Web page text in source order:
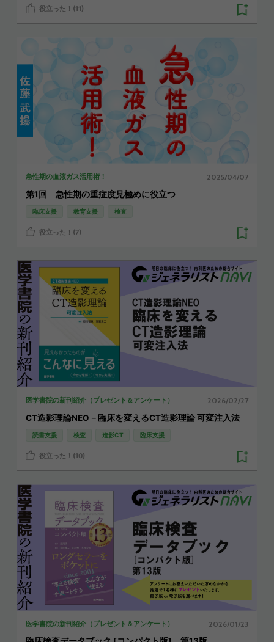
役立った！(11)
急性期の血液ガス活用術！ 2025/04/07
第1回 急性期の重症度見極めに役立つ
臨床支援 教育支援 検査
役立った！(7)
医学書院の新刊紹介（プレゼント＆アンケート） 2026/02/27
CT造影理論NEO－臨床を変えるCT造影理論 可変注入法
読書支援 検査 造影CT 臨床支援
役立った！(10)
医学書院の新刊紹介（プレゼント＆アンケート） 2026/01/23